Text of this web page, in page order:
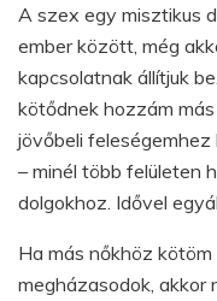
A szex egy misztikus
ember között, még
kapcsolatnak állítjuk
kötődnek hozzám
jövőbeli
– minél több felületen
dolgokhoz. Idővel
Ha más nőkhöz
megházasodok, akkor